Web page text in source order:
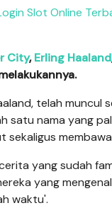
Slot Online
City,Erling Haaland
telah muncul
satu nama yang
yang sudah
yang
waktu'.